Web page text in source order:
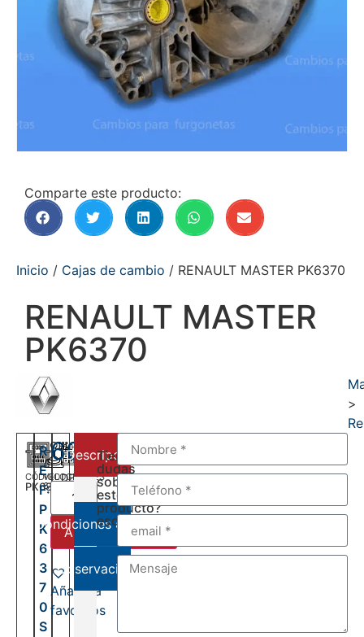
Comparte este producto:
Inicio / Cajas de cambio / RENAULT MASTER PK6370
RENAULT MASTER
PK6370
>
CÓDIGO
PK6370
VELOCIDADES
6
DEL:
AL:
R
E
F:
P
K
6
3
7
0
S
600,00€
Añadir al carrito
Añadir a
favoritos
Descripción
Condiciones de venta
Observaciones
Tienes
dudas
sobre
este
producto?
escríbenos: